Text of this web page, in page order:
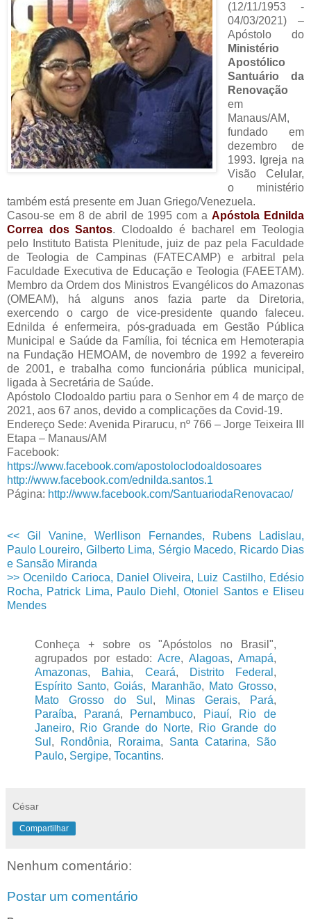
(12/11/1953 -
04/03/2021) –
Apóstolo do
Ministério
Apostólico
Santuário da
Renovação
em
Manaus/AM,
fundado em
dezembro de
1993. Igreja na
Visão Celular,
o ministério
também está presente em Juan Griego/Venezuela.
Casou-se em 8 de abril de 1995 com aApóstola Ednilda
Correa dos Santos. Clodoaldo é bacharel em Teologia
pelo Instituto Batista Plenitude, juiz de paz pela Faculdade
de Teologia de Campinas (FATECAMP) e arbitral pela
Faculdade Executiva de Educação e Teologia (FAEETAM).
Membro da Ordem dos Ministros Evangélicos do Amazonas
(OMEAM), há alguns anos fazia parte da Diretoria,
exercendo o cargo de vice-presidente quando faleceu.
Ednilda é enfermeira, pós-graduada em Gestão Pública
Municipal e Saúde da Família, foi técnica em Hemoterapia
na Fundação HEMOAM, de novembro de 1992 a fevereiro
de 2001, e trabalha como funcionária pública municipal,
ligada à Secretária de Saúde.
Apóstolo Clodoaldo partiu para o Senhor em 4 de março de
2021, aos 67 anos, devido a complicações da Covid-19.
Endereço Sede: Avenida Pirarucu, nº 766 – Jorge Teixeira III
Etapa – Manaus/AM
Facebook:
https://www.facebook.com/apostoloclodoaldosoares
http://www.facebook.com/ednilda.santos.1
Página: http://www.facebook.com/SantuariodaRenovacao/
<< Gil Vanine, Werllison Fernandes, Rubens Ladislau,
Paulo Loureiro, Gilberto Lima, Sérgio Macedo, Ricardo Dias
e Sansão Miranda
>> Ocenildo Carioca, Daniel Oliveira, Luiz Castilho, Edésio
Rocha, Patrick Lima, Paulo Diehl, Otoniel Santos e Eliseu
Mendes
Conheça + sobre os "Apóstolos no Brasil",
agrupados por estado: Acre, Alagoas, Amapá,
Amazonas, Bahia, Ceará, Distrito Federal ,
Espírito Santo,Goiás, Maranhão, Mato Grosso,
Mato Grosso do Sul , Minas Gerais, Pará,
Paraíba, Paraná, Pernambuco, Piauí, Rio de
Janeiro, Rio Grande do Norte,
Rio Grande do
Sul , Rondônia, Roraima, Santa Catarina, São
Paulo, Sergipe, Tocantins.
César
Compartilhar
Nenhum comentário:
Postar um comentário